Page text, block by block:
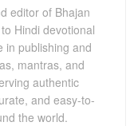
editor of Bhajan
Hindi devotional
in publishing and
mantras, and
authentic
and easy-to-
the world.